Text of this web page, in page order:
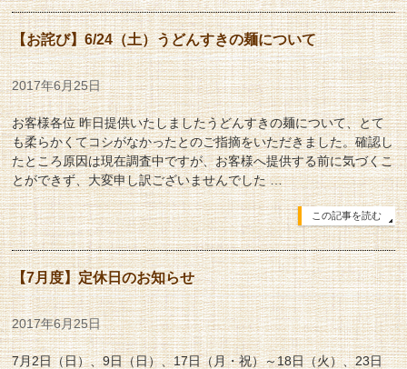
【お詫び】6/24（土）うどんすきの麺について
2017年6月25日
お客様各位 昨日提供いたしましたうどんすきの麺について、とて
も柔らかくてコシがなかったとのご指摘をいただきました。確認し
たところ原因は現在調査中ですが、お客様へ提供する前に気づくこ
とができず、大変申し訳ございませんでした …
この記事を読む
【7月度】定休日のお知らせ
2017年6月25日
7月2日（日）、9日（日）、17日（月・祝）～18日（火）、23日